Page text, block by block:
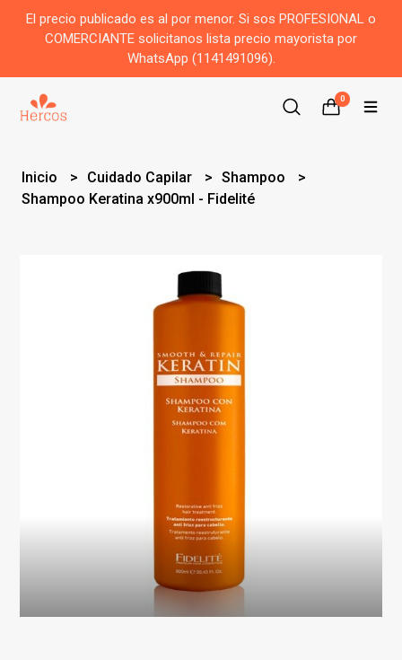
El precio publicado es al por menor. Si sos PROFESIONAL o
COMERCIANTE solicitanos lista precio mayorista por
WhatsApp (1141491096).
0
Inicio Cuidado Capilar
Shampoo
Shampoo Keratina x900ml - Fidelité